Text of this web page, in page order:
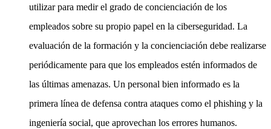
utilizar para medir el grado de concienciación de los
empleados sobre su propio papel en la ciberseguridad. La
evaluación de la formación y la concienciación debe realizarse
periódicamente para que los empleados estén informados de
las últimas amenazas. Un personal bien informado es la
primera línea de defensa contra ataques como el phishing y la
ingeniería social, que aprovechan los errores humanos.